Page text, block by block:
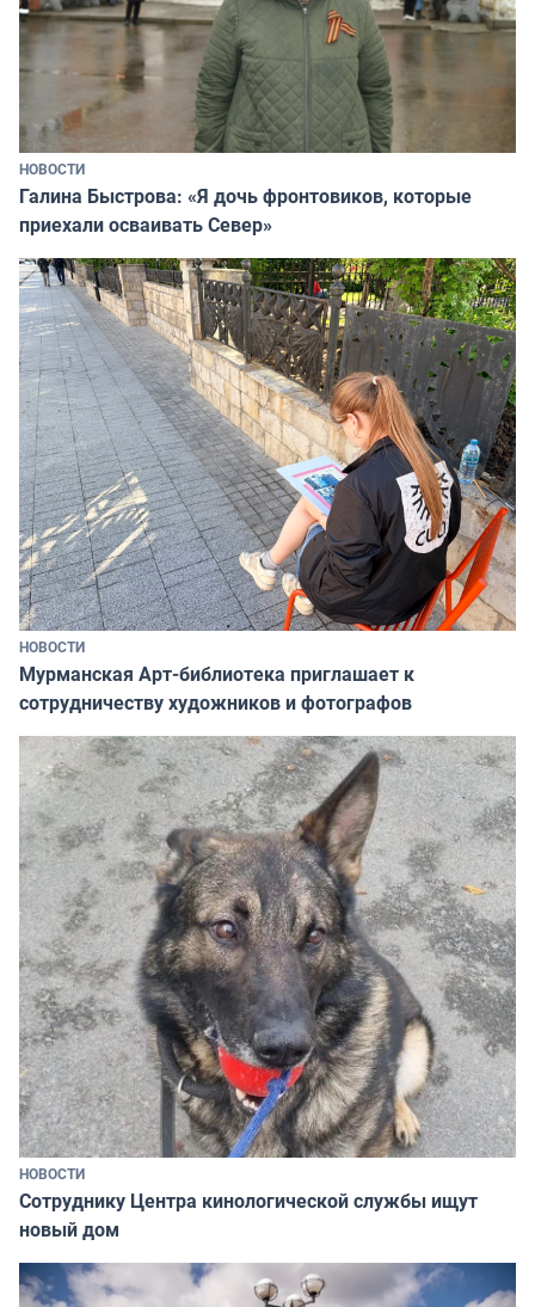
НОВОСТИ
Галина Быстрова: «Я дочь фронтовиков, которые
приехали осваивать Север»
НОВОСТИ
Мурманская Арт-библиотека приглашает к
сотрудничеству художников и фотографов
НОВОСТИ
Сотруднику Центра кинологической службы ищут
новый дом